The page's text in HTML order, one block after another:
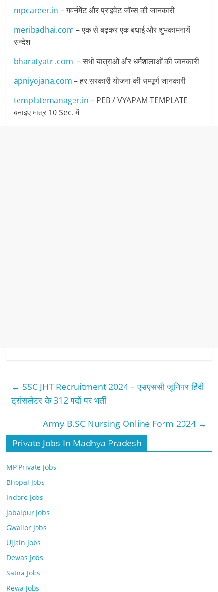
mpcareer.in – गवर्नमेंट और प्राइवेट जॉब्‍स की जानकारी
meribadhai.com – एक से बढ़कर एक बधाई और शुभकामनायें
सन्देश
bharatyatri.com – सभी यात्राओं और धर्मशालाओं की जानकारी
apniyojana.com – हर सरकारी योजना की सम्पूर्ण जानकारी
templatemanager.in – PEB / VYAPAM TEMPLATE
बनाइए मात्र 10 Sec. में
← SSC JHT Recruitment 2024 – एसएससी जूनियर हिंदी
ट्रांसलेटर के 312 पदों पर भर्ती
Army B.SC Nursing Online Form 2024 →
Private Jobs In Madhya Pradesh
MP Private Jobs
Bhopal Jobs
Indore Jobs
Jabalpur Jobs
Gwalior Jobs
Ujjain Jobs
Dewas Jobs
Satna Jobs
Rewa Jobs